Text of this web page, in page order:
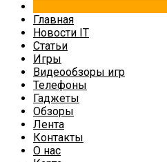
Главная
Новости IT
Статьи
Игры
Видеообзоры игр
Телефоны
Гаджеты
Обзоры
Лента
Контакты
О нас